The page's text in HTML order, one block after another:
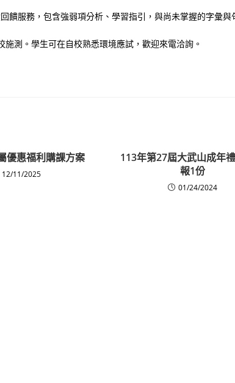
饋服務，包含強弱項分析、學習指引，與尚未掌握的字彙與
測。學生可在自校熟悉環境應試，歡迎來電洽詢。
優惠福利購課方案
12/11/2025
113年第27屆大武山成年
報1份
01/24/2024